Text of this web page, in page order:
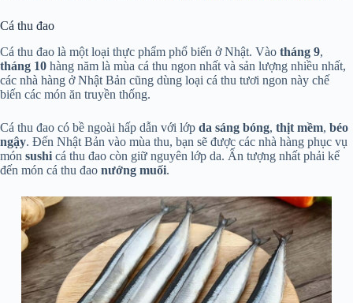
Cá thu đao
Cá thu đao là một loại thực phẩm phổ biến ở Nhật. Vào tháng 9,
tháng 10 hàng năm là mùa cá thu ngon nhất và sản lượng nhiều nhất,
các nhà hàng ở Nhật Bản cũng dùng loại cá thu tươi ngon này chế
biến các món ăn truyền thống.
Cá thu đao có bề ngoài hấp dẫn với lớp da sáng bóng, thịt mềm, béo
ngậy. Đến Nhật Bản vào mùa thu, bạn sẽ được các nhà hàng phục vụ
món sushi cá thu đao còn giữ nguyên lớp da. Ấn tượng nhất phải kể
đến món cá thu đao nướng muối.